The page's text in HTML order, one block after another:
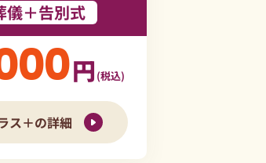
儀＋告別式
円 (税込)
ス＋の詳細